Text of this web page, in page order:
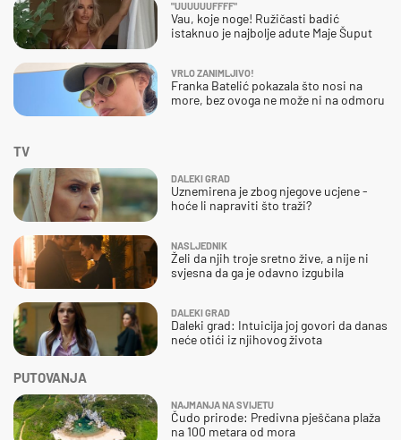
"UUUUUUFFFF"
Vau, koje noge! Ružičasti badić
istaknuo je najbolje adute Maje Šuput
VRLO ZANIMLJIVO!
Franka Batelić pokazala što nosi na
more, bez ovoga ne može ni na odmoru
TV
DALEKI GRAD
Uznemirena je zbog njegove ucjene -
hoće li napraviti što traži?
NASLJEDNIK
Želi da njih troje sretno žive, a nije ni
svjesna da ga je odavno izgubila
DALEKI GRAD
Daleki grad: Intuicija joj govori da danas
neće otići iz njihovog života
PUTOVANJA
NAJMANJA NA SVIJETU
Čudo prirode: Predivna pješčana plaža
na 100 metara od mora